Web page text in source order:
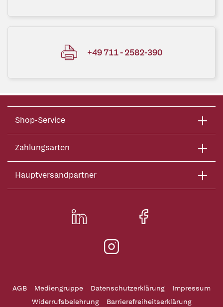
+49 711 - 2582-390
Shop-Service
Zahlungsarten
Hauptversandpartner
AGB Mediengruppe Datenschutzerklärung
Impressum
Widerrufsbelehrung
Barrierefreiheitserklärung